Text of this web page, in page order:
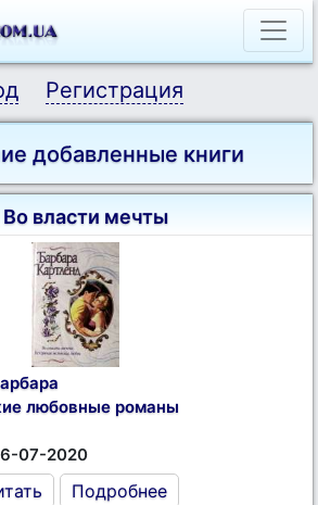
Регистрация
добавленные книги
Во власти мечты
любовные романы
07-2020
Подробнее